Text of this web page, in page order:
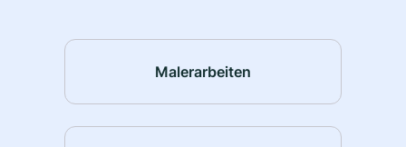
Malerarbeiten